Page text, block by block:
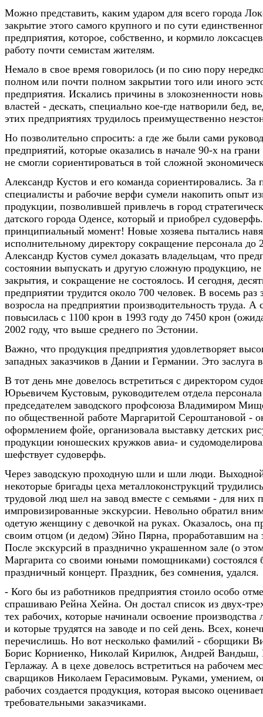
Можно представить, каким ударом для всего города
закрытие этого самого крупного и по сути
предприятия, которое, собственно, и кормило
работу почти семистам жителям.
Немало в свое время говорилось (и по сию пору
полном или почти полном закрытии того или иного
предприятия. Искались причины в злокозненности
властей - дескать, специально кое-где натворили бед,
этих предприятиях трудилось преимущественно
Но позволительно спросить: а где же были сами
предприятий, которые оказались в начале 90-х на
не смогли сориентироваться в той сложной
Александр Кустов и его команда сориентировались. За
специалисты и рабочие верфи сумели накопить опыт
продукции, позволившей привлечь в город
датского города Оденсе, который и приобрел
принципиальный момент! Новые хозяева пытались
исполнительному директору сокращение персонала до
Александр Кустов сумел доказать владельцам, что
состоянии выпускать и другую сложную продукцию,
закрытия, и сокращение не состоялось. И сегодня,
предприятии трудится около 700 человек. В восемь раз
возросла на предприятии производительность труда. А
повысилась с 1100 крон в 1993 году до 7450 крон
2002 году, что выше среднего по Эстонии.
Важно, что продукция предприятия удовлетворяет
западных заказчиков в Дании и Германии. Это заслуга
В тот день мне довелось встретиться с директором
Юрьевичем Кустовым, руководителем отдела
председателем заводского профсоюза Владимиром
по общественной работе Маргаритой Сероштановой -
оформлением фойе, организовала выставку детских
продукции юношеских кружков авиа- и
шефствует судоверфь.
Через заводскую проходную шли и шли люди.
некоторые бригады цеха металлоконструкций
трудовой люд шел на завод вместе с семьями - для них
импровизированные экскурсии. Невольно обратил
одетую женщину с девочкой на руках. Оказалось, она
своим отцом (и дедом) Эйно Пярна, проработавшим на
После экскурсий в празднично украшенном зале (о
Маргарита со своими юными помощниками) состоялся
праздничный концерт. Праздник, без сомнения, удался.
- Кого бы из работников предприятия стоило особо
спрашиваю Рейна Хейна. Он достал список из двух-
тех рабочих, которые начинали освоение
и которые трудятся на заводе и по сей день. Всех,
перечислишь. Но вот несколько фамилий - сборщики
Борис Корниенко, Николай Кирилюк, Андрей Вандыш,
Герлажау. А в цехе довелось встретиться на рабочем
сварщиков Николаем Герасимовым. Руками, умением,
рабочих создается продукция, которая высоко
требовательными заказчиками.